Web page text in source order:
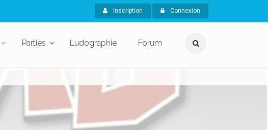
Inscription Connexion
Parties Ludographie Forum